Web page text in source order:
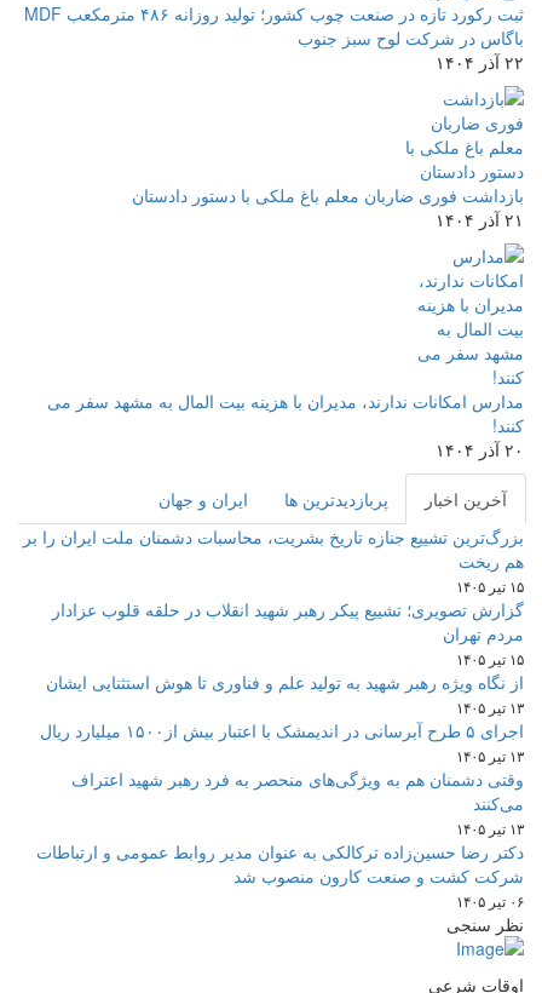
ثبت رکورد تازه در صنعت چوب کشور؛ تولید روزانه ۴۸۶ مترمکعب MDF
باگاس در شرکت لوح سبز جنوب
۲۲ آذر ۱۴۰۴
بازداشت فوری ضاربان معلم باغ ملکی با دستور دادستان
۲۱ آذر ۱۴۰۴
مدارس امکانات ندارند، مدیران با هزینه بیت المال به مشهد سفر می
کنند!
۲۰ آذر ۱۴۰۴
آخرین اخبار پربازدیدترین ها
ایران و جهان
بزرگ‌ترین تشییع جنازه تاریخ بشریت، محاسبات دشمنان ملت ایران را بر
هم ریخت
۱۵ تیر ۱۴۰۵
گزارش تصویری؛ تشییع پیکر رهبر شهید انقلاب در حلقه قلوب عزادار
مردم تهران
۱۵ تیر ۱۴۰۵
از نگاه ویژه رهبر شهید به تولید علم و فناوری تا هوش استثنایی ایشان
۱۳ تیر ۱۴۰۵
اجرای ۵ طرح آبرسانی در اندیمشک با اعتبار بیش از۱۵۰۰ میلیارد ریال
۱۳ تیر ۱۴۰۵
وقتی دشمنان هم به ویژگی‌های منحصر به فرد رهبر شهید اعتراف
می‌کنند
۱۳ تیر ۱۴۰۵
دکتر رضا حسین‌زاده ترکالکی به عنوان مدیر روابط عمومی و ارتباطات
شرکت کشت و صنعت کارون منصوب شد
۰۶ تیر ۱۴۰۵
نظر سنجی
اوقات شرعی